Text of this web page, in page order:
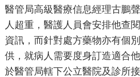
醫管局高級醫療信息經理古鵬
人超重，醫護人員會安排他查
資訊，而針對處方藥物亦有個
供，就病人需要度身訂造適合
於醫管局轄下公立醫院及診所